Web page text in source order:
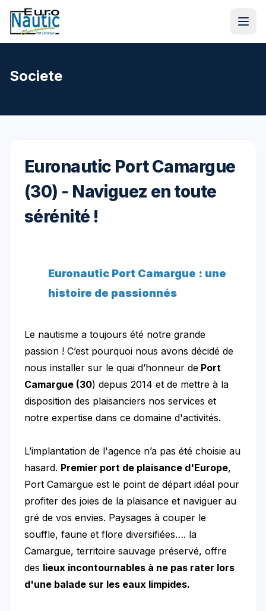
Societe
Euronautic Port Camargue
(30) - Naviguez en toute
sérénité !
Euronautic Port Camargue : une
histoire de passionnés
Le nautisme a toujours été notre grande
passion ! C’est pourquoi nous avons décidé de
nous installer sur le quai d’honneur de Port
Camargue (30) depuis 2014 et de mettre à la
disposition des plaisanciers nos services et
notre expertise dans ce domaine d'activités.
L’implantation de l'agence n’a pas été choisie au
hasard. Premier port de plaisance d'Europe,
Port Camargue est le point de départ idéal pour
profiter des joies de la plaisance et naviguer au
gré de vos envies. Paysages à couper le
souffle, faune et flore diversifiées…. la
Camargue, territoire sauvage préservé, offre
des lieux incontournables à ne pas rater lors
d'une balade sur les eaux limpides.